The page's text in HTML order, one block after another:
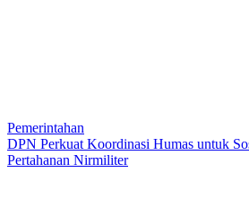
Pemerintahan
DPN Perkuat Koordinasi Humas untuk
Pertahanan Nirmiliter